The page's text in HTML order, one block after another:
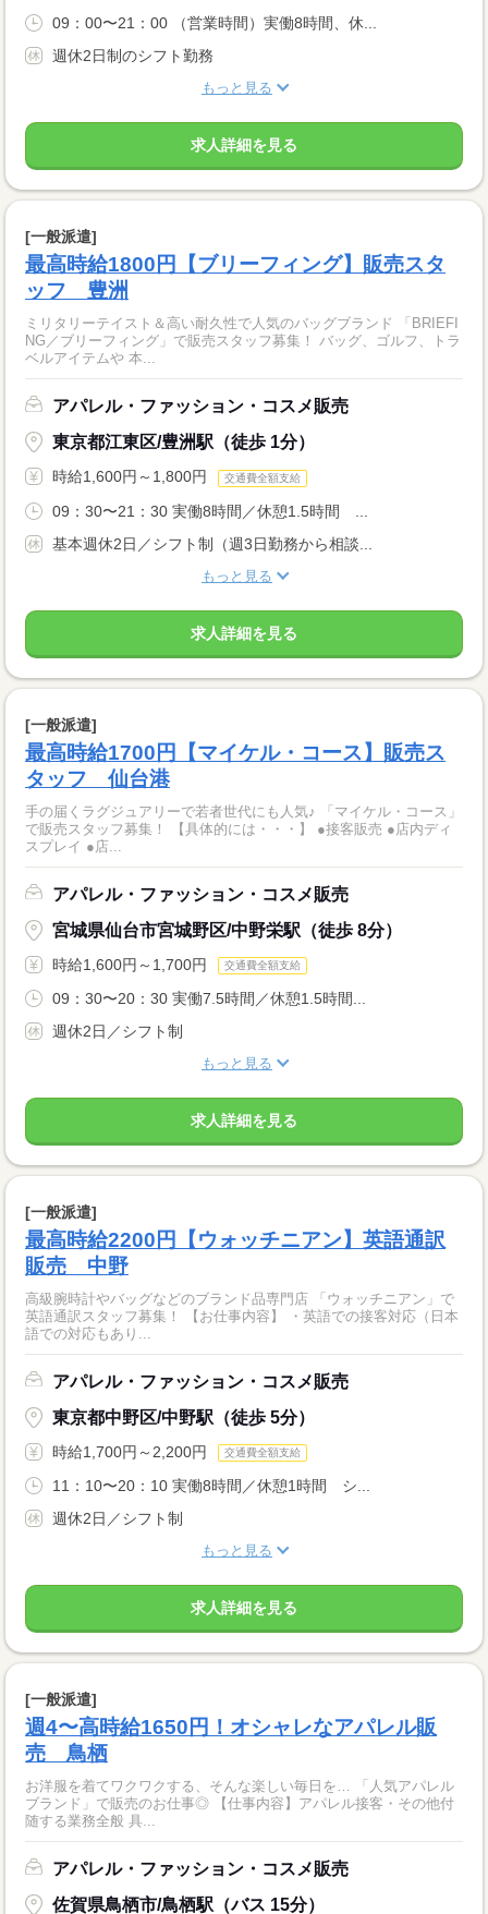
09：00〜21：00 （営業時間）実働8時間、休...
週休2日制のシフト勤務
もっと見る
求人詳細を見る
[一般派遣]
最高時給1800円【ブリーフィング】販売スタ
ッフ 豊洲
ミリタリーテイスト＆高い耐久性で人気のバッグブランド 「BRIEFI
NG／ブリーフィング」で販売スタッフ募集！ バッグ、ゴルフ、トラ
ベルアイテムや 本...
アパレル・ファッション・コスメ販売
東京都江東区/豊洲駅（徒歩 1分）
時給1,600円～1,800円 交通費全額支給
09：30〜21：30 実働8時間／休憩1.5時間 ...
基本週休2日／シフト制（週3日勤務から相談...
もっと見る
求人詳細を見る
[一般派遣]
最高時給1700円【マイケル・コース】販売ス
タッフ 仙台港
手の届くラグジュアリーで若者世代にも人気♪ 「マイケル・コース」
で販売スタッフ募集！ 【具体的には・・・】 ●接客販売 ●店内ディ
スプレイ ●店...
アパレル・ファッション・コスメ販売
宮城県仙台市宮城野区/中野栄駅（徒歩 8分）
時給1,600円～1,700円 交通費全額支給
09：30〜20：30 実働7.5時間／休憩1.5時間...
週休2日／シフト制
もっと見る
求人詳細を見る
[一般派遣]
最高時給2200円【ウォッチニアン】英語通訳
販売 中野
高級腕時計やバッグなどのブランド品専門店 「ウォッチニアン」で
英語通訳スタッフ募集！ 【お仕事内容】 ・英語での接客対応（日本
語での対応もあり...
アパレル・ファッション・コスメ販売
東京都中野区/中野駅（徒歩 5分）
時給1,700円～2,200円 交通費全額支給
11：10〜20：10 実働8時間／休憩1時間 シ...
週休2日／シフト制
もっと見る
求人詳細を見る
[一般派遣]
週4〜高時給1650円！オシャレなアパレル販
売 鳥栖
お洋服を着てワクワクする、そんな楽しい毎日を… 「人気アパレル
ブランド」で販売のお仕事◎ 【仕事内容】アパレル接客・その他付
随する業務全般 具...
アパレル・ファッション・コスメ販売
佐賀県鳥栖市/鳥栖駅（バス 15分）